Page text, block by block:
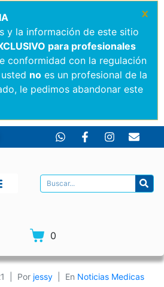
y la información de este sitio
para profesionales
conformidad con la regulación
usted no es un profesional de la
le pedimos abandonar este
×
0
Por jessy En Noticias Medicas